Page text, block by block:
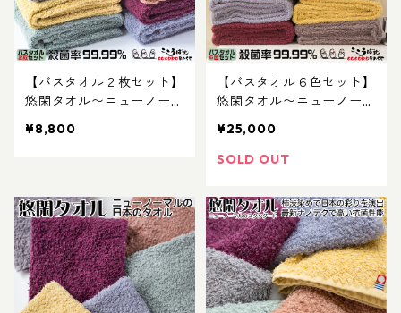
【バスタオル２枚セット】
悠閑タオル〜ニューノーマ
めで日本の彩り、抗菌活性
¥8,800
【バスタオル６色セット】
悠閑タオル〜ニューノーマ
めで日本の彩り、抗菌活性
値５のナノテク特殊抗菌加
¥25,000
SOLD OUT